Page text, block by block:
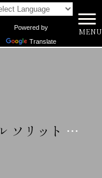
Powered by
Translate
MENU
> 10月
レムステッカー